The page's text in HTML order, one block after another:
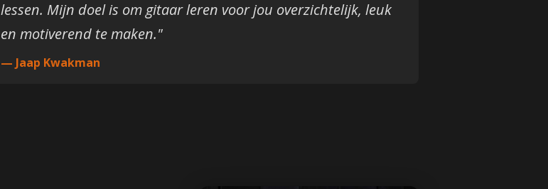
lessen. Mijn doel is om gitaar leren voor jou overzichtelijk, leuk
en motiverend te maken."
— Jaap Kwakman